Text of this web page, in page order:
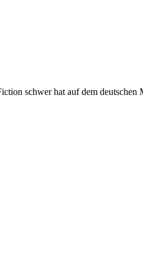
schwer hat auf dem